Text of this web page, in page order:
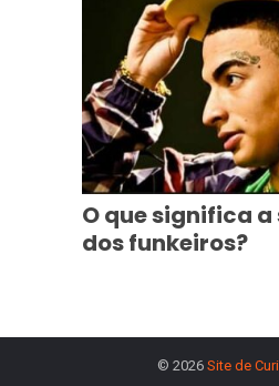
O que significa a
dos funkeiros?
© 2026 Site de